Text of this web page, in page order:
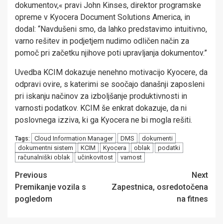
dokumentov,« pravi John Kinses, direktor programske
opreme v Kyocera Document Solutions America, in
dodal: “Navdušeni smo, da lahko predstavimo intuitivno,
varno rešitev in podjetjem nudimo odličen način za
pomoč pri začetku njihove poti upravljanja dokumentov.”
Uvedba KCIM dokazuje nenehno motivacijo Kyocere, da
odpravi ovire, s katerimi se soočajo današnji zaposleni
pri iskanju načinov za izboljšanje produktivnosti in
varnosti podatkov. KCIM še enkrat dokazuje, da ni
poslovnega izziva, ki ga Kyocera ne bi mogla rešiti.
Tags: Cloud Information Manager DMS
dokumenti
dokumentni sistem
KCIM Kyocera oblak
podatki
računalniški oblak
učinkovitost varnost
Post
navigation
Previous
Premikanje vozila s
pogledom
Next
Zapestnica, osredotočena
na fitnes